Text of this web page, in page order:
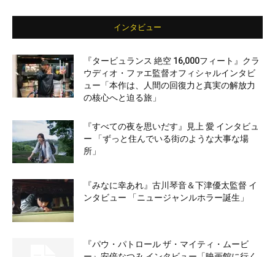
インタビュー
『タービュランス 絶空 16,000フィート』クラ
ウディオ・ファエ監督オフィシャルインタビ
ュー「本作は、人間の回復力と真実の解放力
の核心へと迫る旅」
『すべての夜を思いだす』見上 愛 インタビュ
ー 「ずっと住んでいる街のような大事な場
所」
『みなに幸あれ』古川琴音＆下津優太監督 イ
ンタビュー 「ニュージャンルホラー誕生」
『パウ・パトロール ザ・マイティ・ムービ